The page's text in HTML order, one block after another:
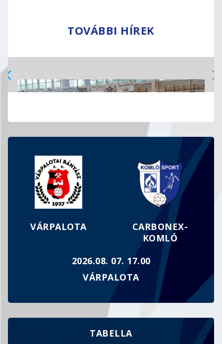
TOVÁBBI HÍREK
MEGFOGYVA BÁR, DE TÖRVE NEM…
VÁRPALOTA
CARBONEX-
KOMLÓ
2026.08. 07. 17.00
VÁRPALOTA
TABELLA